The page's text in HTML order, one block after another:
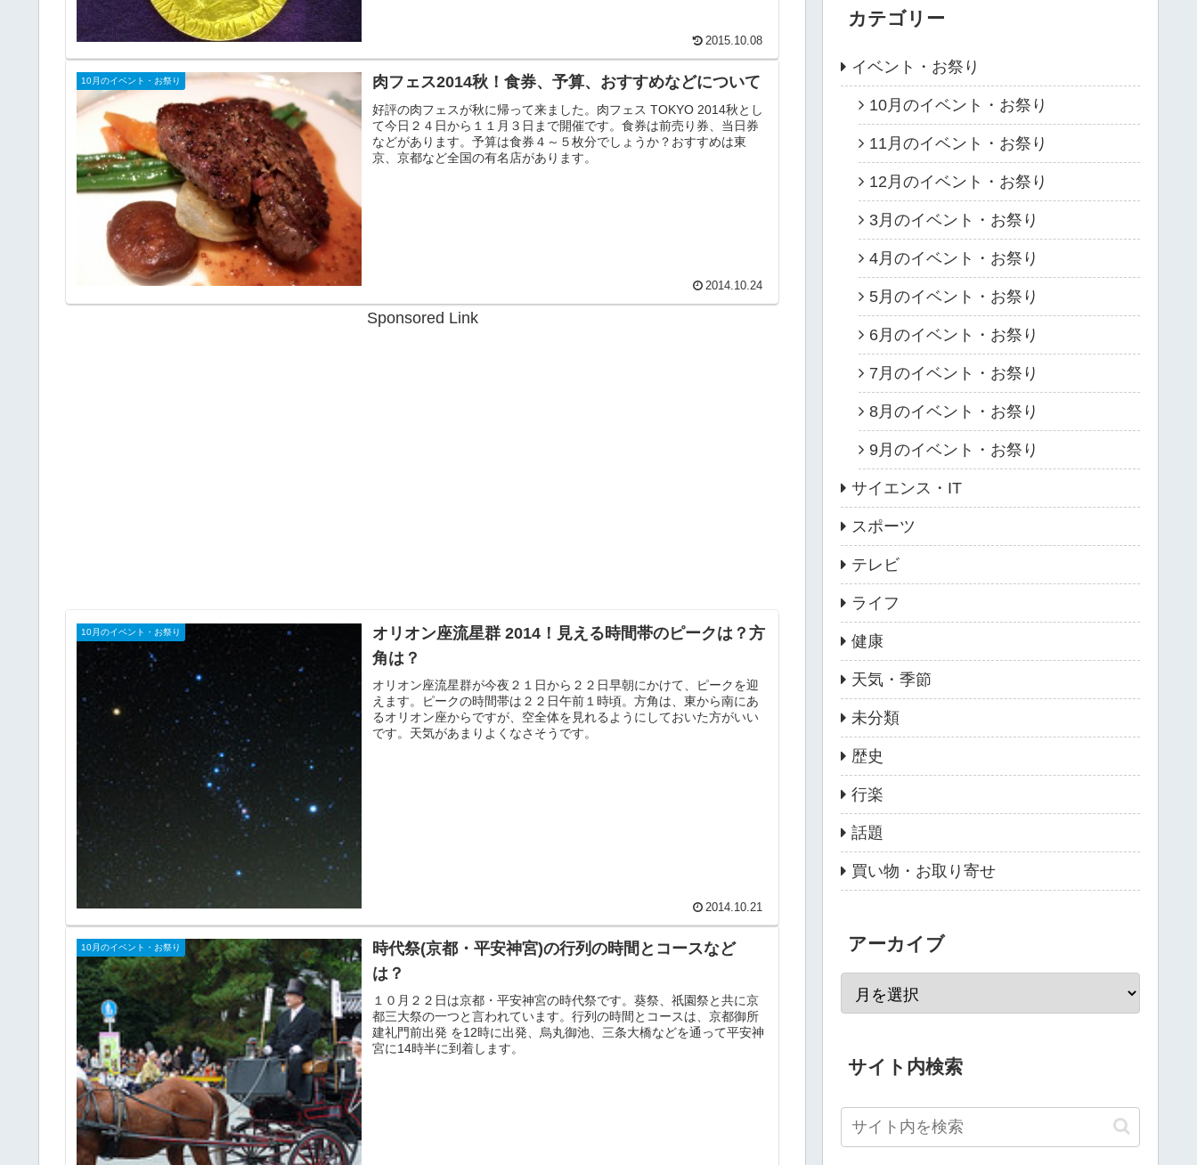
2015.10.08
10月のイベント・お祭り 肉フェス2014秋！食券、予算、おすすめなどについて
好評の肉フェスが秋に帰って来ました。肉フェス TOKYO 2014秋とし
て今日２４日から１１月３日まで開催です。食券は前売り券、当日券
などがあります。予算は食券４～５枚分でしょうか？おすすめは東
京、京都など全国の有名店があります。
2014.10.24
Sponsored Link
10月のイベント・お祭り
オリオン座流星群 2014！見える時間帯のピークは？方
角は？
オリオン座流星群が今夜２１日から２２日早朝にかけて、ピークを迎
えます。ピークの時間帯は２２日午前１時頃。方角は、東から南にあ
るオリオン座からですが、空全体を見れるようにしておいた方がいい
です。天気があまりよくなさそうです。
2014.10.21
10月のイベント・お祭り
時代祭(京都・平安神宮)の行列の時間とコースなど
は？
１０月２２日は京都・平安神宮の時代祭です。葵祭、祇園祭と共に京
都三大祭の一つと言われています。行列の時間とコースは、京都御所
建礼門前出発 を12時に出発、烏丸御池、三条大橋などを通って平安神
宮に14時半に到着します。
カテゴリー
イベント・お祭り
10月のイベント・お祭り
11月のイベント・お祭り
12月のイベント・お祭り
3月のイベント・お祭り
4月のイベント・お祭り
5月のイベント・お祭り
6月のイベント・お祭り
7月のイベント・お祭り
8月のイベント・お祭り
9月のイベント・お祭り
サイエンス・IT
スポーツ
テレビ
ライフ
健康
天気・季節
未分類
歴史
行楽
話題
買い物・お取り寄せ
アーカイブ
サイト内検索